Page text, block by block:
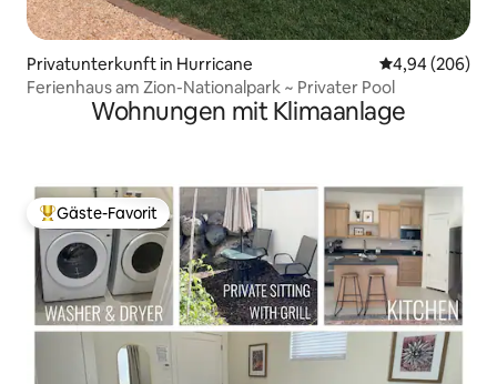
Privatunterkunft in Hurricane
4,94 (206)
Ferienhaus am Zion-Nationalpark ~ Privater Pool
Wohnungen mit Klimaanlage
Beliebter Gäste-Favorit.
Gäste-Favorit